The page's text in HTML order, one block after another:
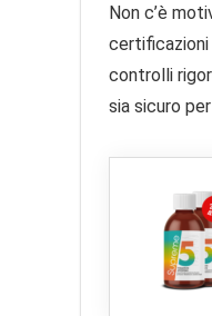
Non c’è
certificazioni
controlli
sia sicuro per